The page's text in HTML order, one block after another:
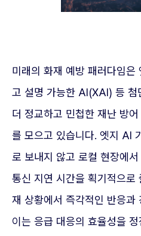
미래의 화재 예방 패러다임은
고 설명 가능한 AI(XAI) 등 첨
더 정교하고 민첩한 재난 방
를 모으고 있습니다. 엣지 AI
로 보내지 않고 로컬 현장에
통신 지연 시간을 획기적으로
재 상황에서 즉각적인 반응과
이는 응급 대응의 효율성을